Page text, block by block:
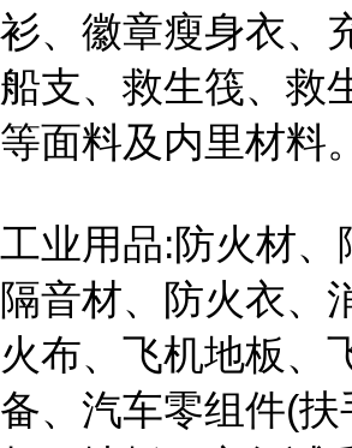
衫、徽章瘦身衣、
船支、救生筏、救
等面料及内里材料。
工业用品:防火材、
隔音材、防火衣、
火布、飞机地板、
备、汽车零组件(扶